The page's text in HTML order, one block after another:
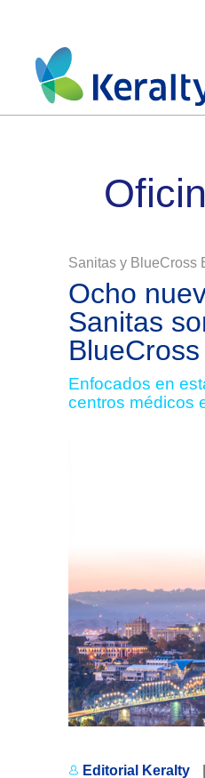
Sanitas y BlueCross
Ocho
Sanitas
Enfocados en
centros médicos
Editorial Keralty